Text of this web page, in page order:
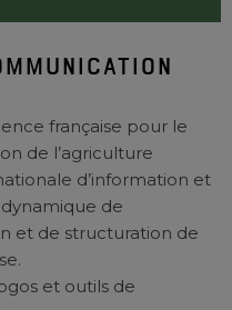
française pour le
de l’agriculture
d’information et
dynamique de
et de structuration de
et outils de